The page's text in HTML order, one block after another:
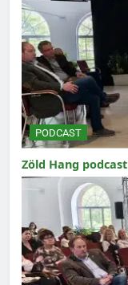
PODCAST
Zöld Hang